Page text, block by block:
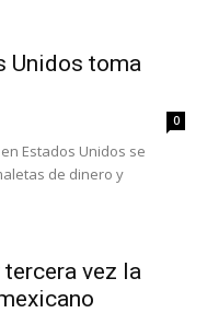
Unidos toma
0
Estados Unidos se
de dinero y
vez la